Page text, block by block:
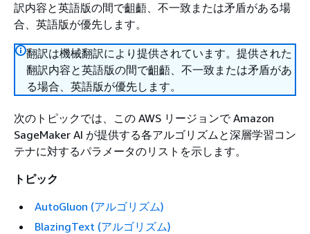
訳内容と英語版の間で齟齬、不一致または矛盾がある場
合、英語版が優先します。
翻訳は機械翻訳により提供されています。提供された
翻訳内容と英語版の間で齟齬、不一致または矛盾があ
る場合、英語版が優先します。
次のトピックでは、この AWS リージョンで Amazon
SageMaker AI が提供する各アルゴリズムと深層学習コン
テナに対するパラメータのリストを示します。
トピック
AutoGluon (アルゴリズム)
BlazingText (アルゴリズム)